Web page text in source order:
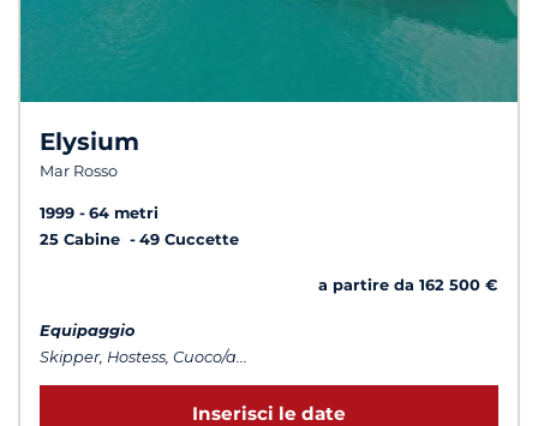
Elysium
Mar Rosso
1999
64 metri
25 Cabine
49 Cuccette
a partire da 162 500 €
Equipaggio
Skipper, Hostess, Cuoco/a...
Inserisci le date